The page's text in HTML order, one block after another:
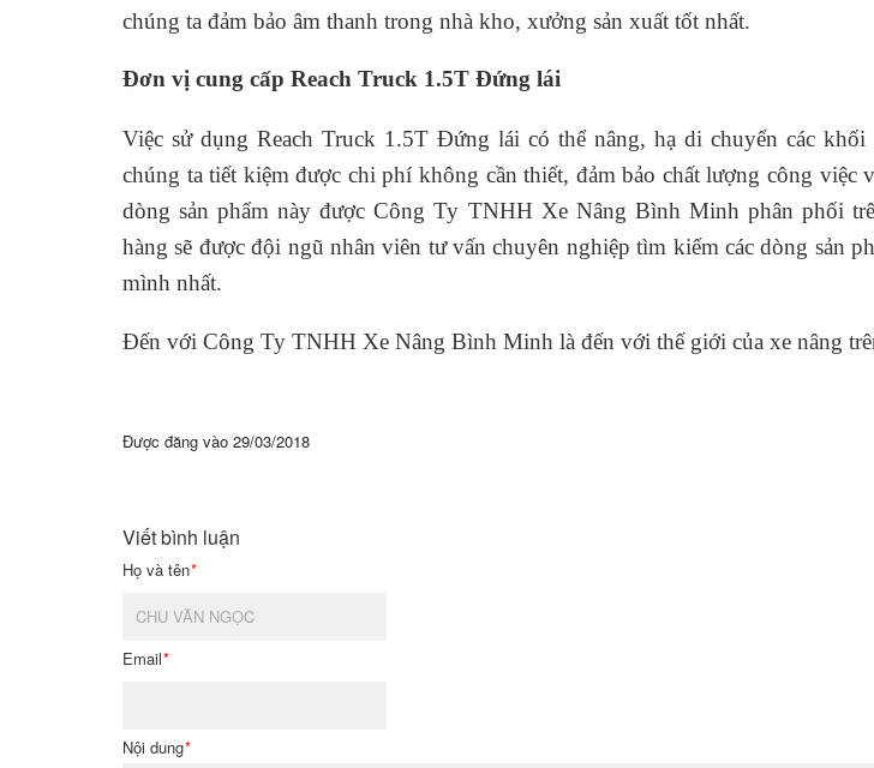
chúng ta đảm bảo âm thanh trong nhà kho, xưởng sản xuất tốt nhất.
Đơn vị cung cấp Reach Truck 1.5T Đứng lái
Việc sử dụng Reach Truck 1.5T Đứng lái có thể nâng, hạ di chuyển các
chúng ta tiết kiệm được chi phí không cần thiết, đảm bảo chất lượng công việc
dòng sản phẩm này được Công Ty TNHH Xe Nâng Bình Minh phân phối
hàng sẽ được đội ngũ nhân viên tư vấn chuyên nghiệp tìm kiếm các dòng sản
mình nhất.
Đến với Công Ty TNHH Xe Nâng Bình Minh là đến với thế giới của xe nâng
Được đăng vào 29/03/2018
Viết bình luận
Họ và tên*
Email*
Nội dung*